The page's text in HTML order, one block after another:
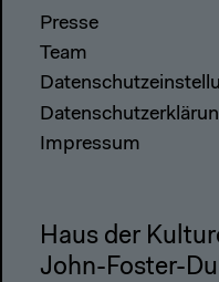
Presse
Team
Impressum
Haus der
John-Foster-